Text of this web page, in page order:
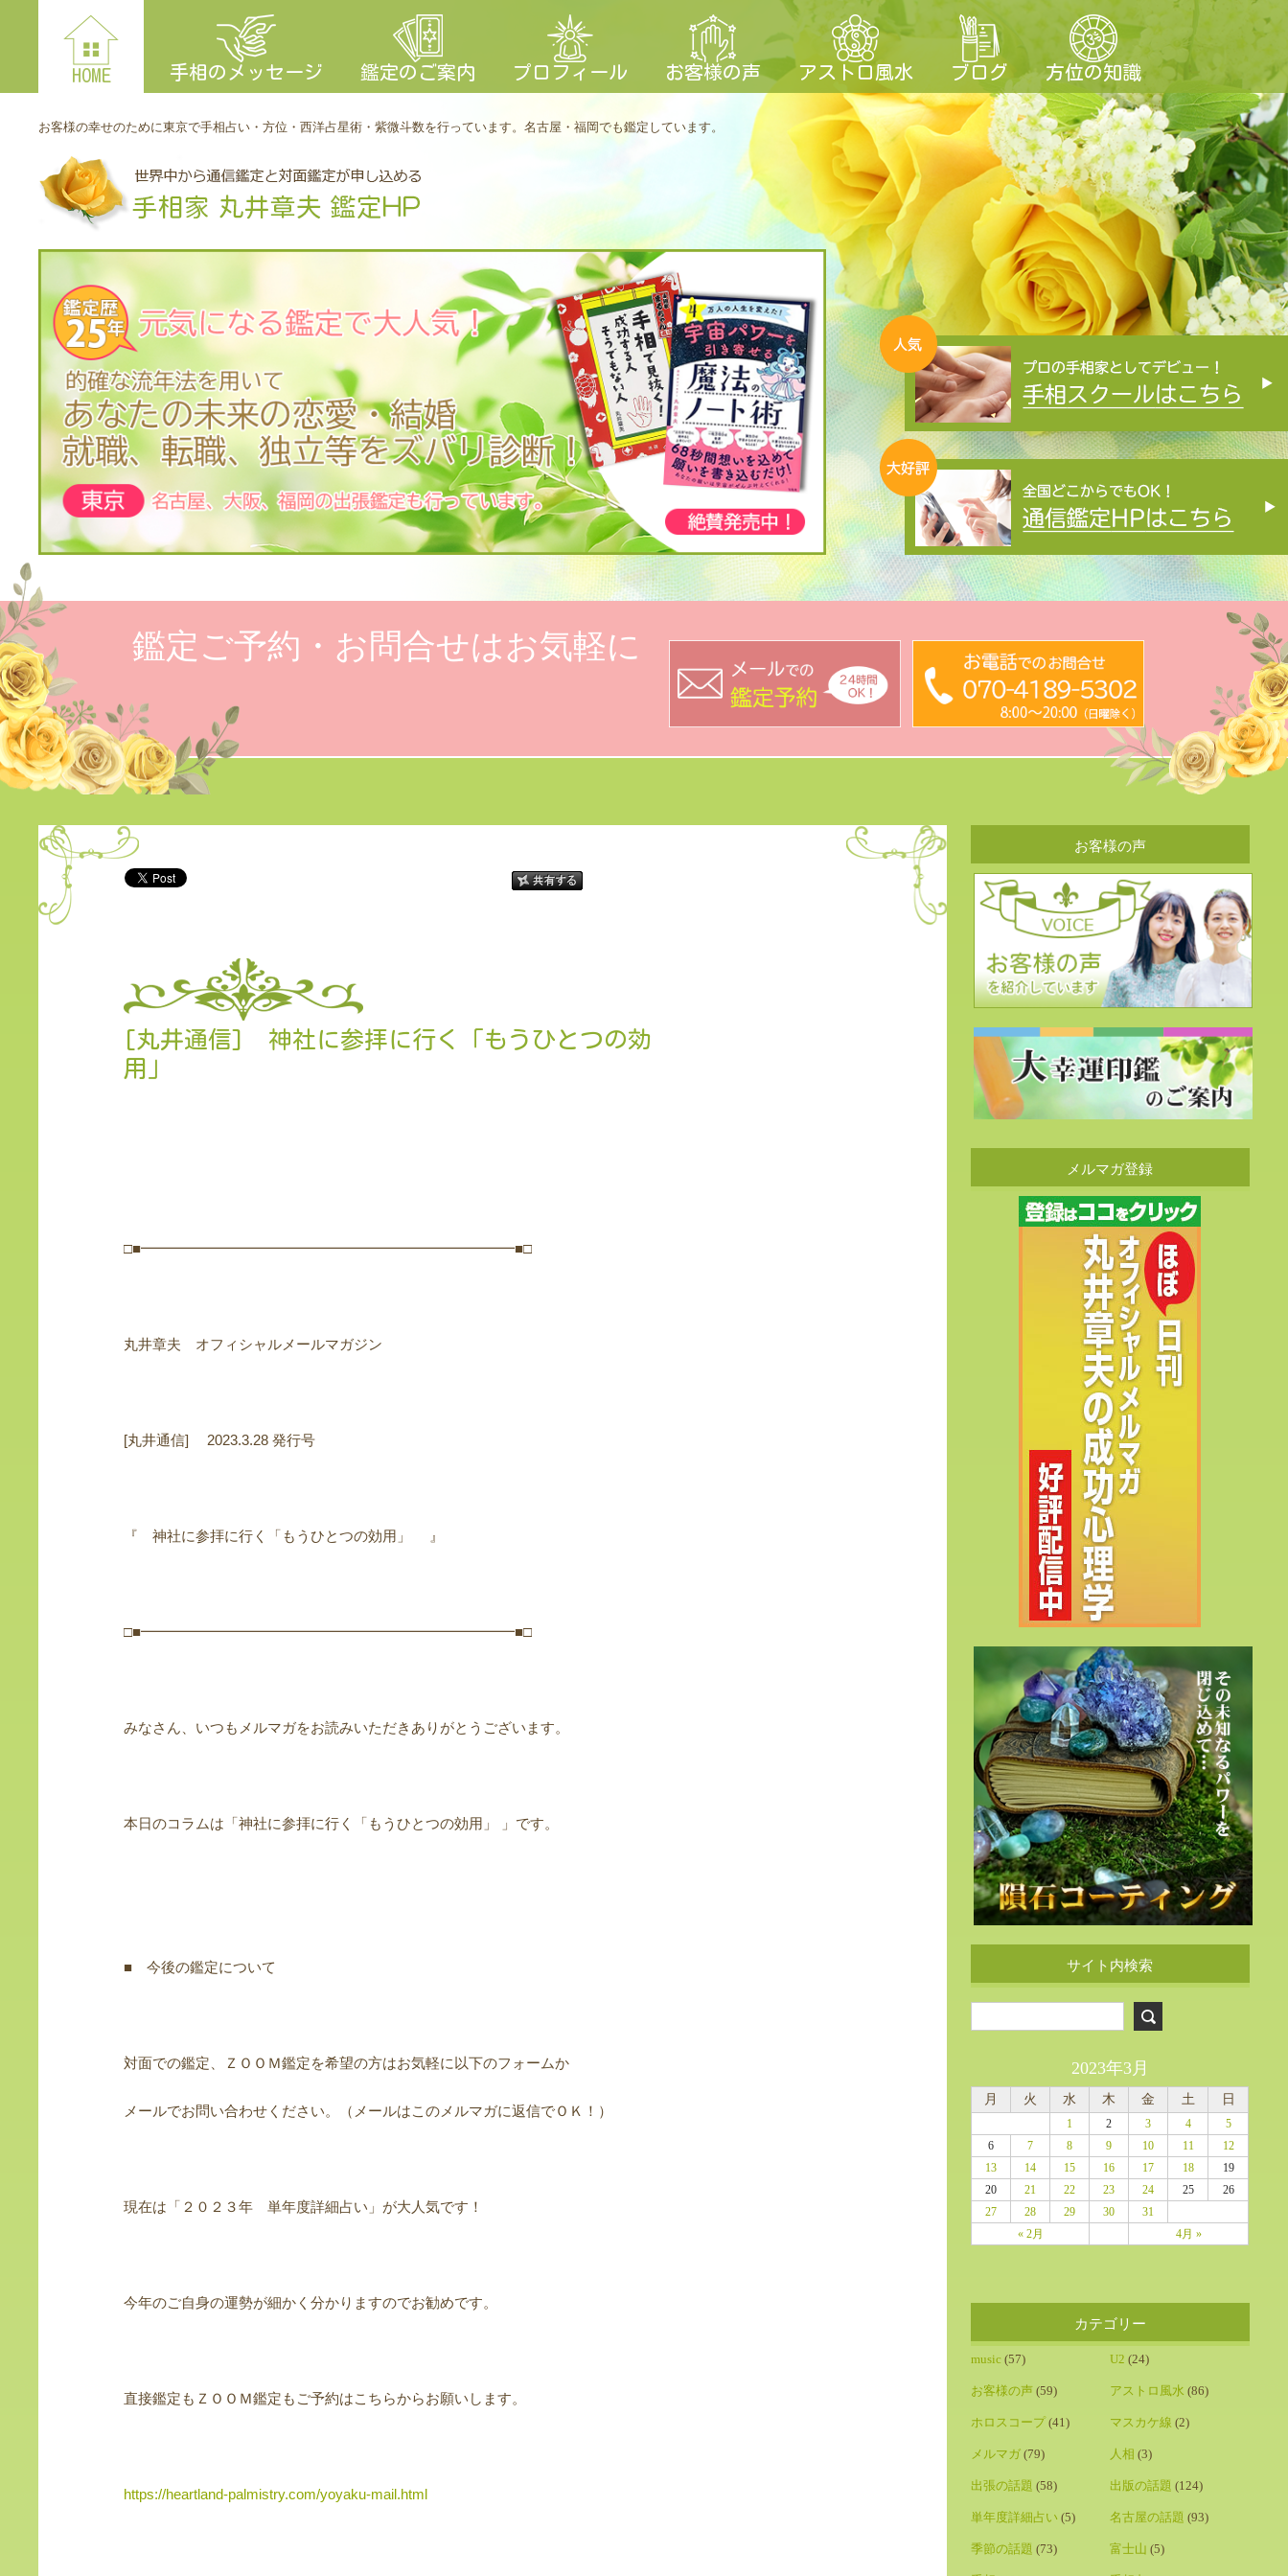
HOME 手相のメッセージ 鑑定のご案内 プロフィール お客様の声 アストロ風水 ブログ 方位の知識
お客様の幸せのために東京で手相占い・方位・西洋占星術・紫微斗数を行っています。名古屋・福岡でも鑑定しています。
鑑定ご予約・お問合せはお気軽に
[丸井通信] 神社に参拝に行く「もうひとつの効
用」
□■━━━━━━━━━━━━━━━━━━━━━━━━━━■□
丸井章夫 オフィシャルメールマガジン
[丸井通信] 2023.3.28 発行号
『 神社に参拝に行く「もうひとつの効用」 』
□■━━━━━━━━━━━━━━━━━━━━━━━━━━■□
みなさん、いつもメルマガをお読みいただきありがとうございます。
本日のコラムは「神社に参拝に行く「もうひとつの効用」 」です。
■ 今後の鑑定について
対面での鑑定、ＺＯＯＭ鑑定を希望の方はお気軽に以下のフォームか
メールでお問い合わせください。（メールはこのメルマガに返信でＯＫ！）
現在は「２０２３年 単年度詳細占い」が大人気です！
今年のご自身の運勢が細かく分かりますのでお勧めです。
直接鑑定もＺＯＯＭ鑑定もご予約はこちらからお願いします。
https://heartland-palmistry.com/yoyaku-mail.html
お客様の声
メルマガ登録
サイト内検索
2023年3月
月 火 水 木 金 土 日
« 2月 4月 »
1 2 3 4
5
6
7 8 9 10 11
12
13
14 15 16 17 18
19
20
21 22 23 24 25
26
27
28 29 30 31
カテゴリー
music (57) U2 (24)
お客様の声 (59) アストロ風水 (86)
ホロスコープ(41) マスカケ線 (2)
メルマガ (79) 人相 (3)
出張の話題 (58) 出版の話題 (124)
単年度詳細占い (5) 名古屋の話題 (93)
季節の話題 (73) 富士山 (5)